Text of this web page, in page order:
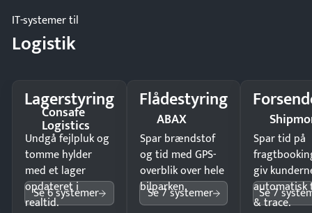
IT-systemer til
Logistik
Lagerstyring
Consafe
Logistics
Undgå fejlpluk og
tomme hylder
med et lager
opdateret i
realtid.
Se 6 systemer
Flådestyring
ABAX
Spar brændstof
og tid med GPS-
overblik over hele
bilparken.
Se 7 systemer
Spar tid på
giv
automatisk
& trace.
Se 7